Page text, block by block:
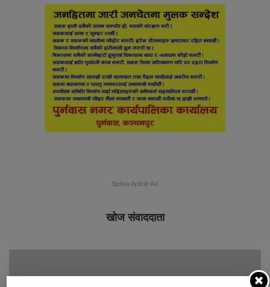
Below Article Ad
खोज संवाददाता